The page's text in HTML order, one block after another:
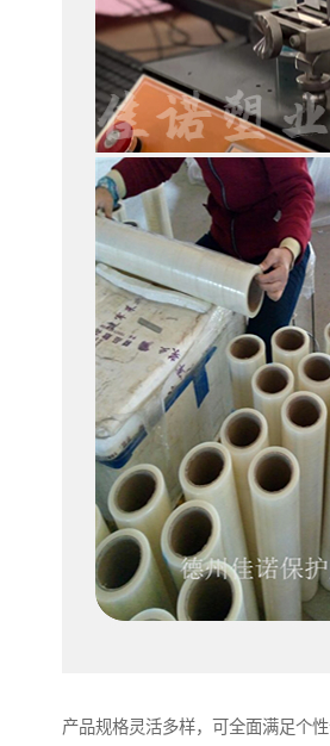
产品规格灵活多样，可全面满足个